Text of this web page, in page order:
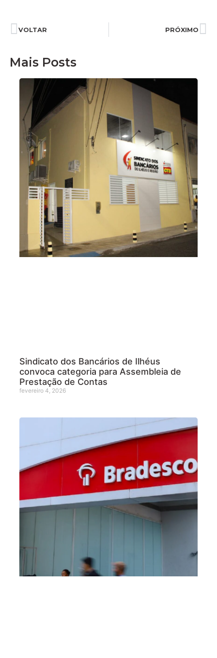
VOLTAR PRÓXIMO
Mais Posts
Sindicato dos Bancários de Ilhéus
convoca categoria para Assembleia de
Prestação de Contas
fevereiro 4, 2026